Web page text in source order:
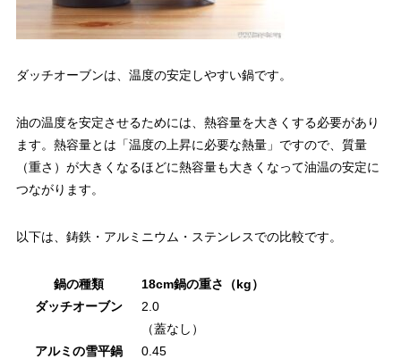
ダッチオーブンは、温度の安定しやすい鍋です。
油の温度を安定させるためには、熱容量を大きくする必要があり
ます。熱容量とは「温度の上昇に必要な熱量」ですので、質量
（重さ）が大きくなるほどに熱容量も大きくなって油温の安定に
つながります。
以下は、鋳鉄・アルミニウム・ステンレスでの比較です。
鍋の種類
18cm鍋の重さ（kg）
ダッチオーブン
2.0
（蓋なし）
アルミの雪平鍋
0.45